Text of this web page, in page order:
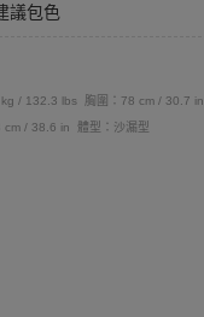
議包色
/ 132.3 lbs
胸圍：78 cm / 30.7 in
cm / 38.6 in
體型：沙漏型